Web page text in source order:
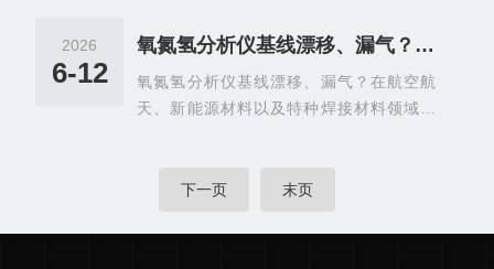
备。核心性能指标方面，仪器氢元素检测区
展测量范围；熔敷金属扩散氢量程0.1~50m
L/100g，低检出限0....
高的特点，已成为新材料研发、工业生产质
控、失效分析等领域不可缺成分检测工具，
相较于传统分元素单独检测的方法，大幅提
升了检测效率并降低了误差叠加风险。氧氮
单预处理后，由自动进样机构送入高温反应
2026
6-12
氧氮氢分析仪基线漂移、漏气？一文教你快速排查故障
氧氮氢分析仪基线漂移、漏气？在航空航
天、新能源材料以及特种焊接材料领域，
裂。氧氮氢分析仪（ONH）采用惰性气体熔
下一页 末页